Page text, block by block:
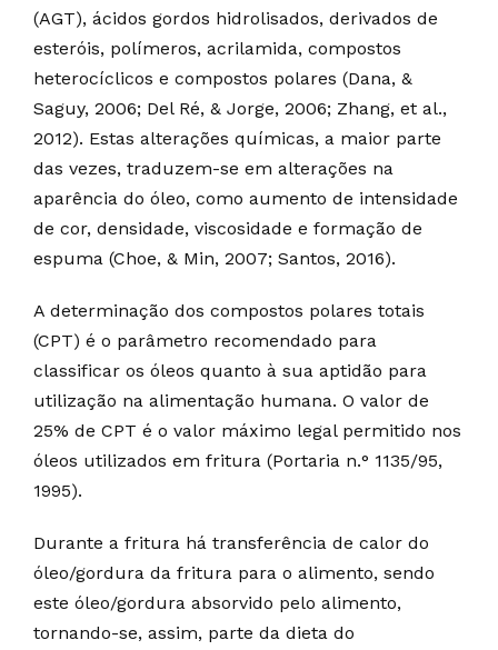
(AGT), ácidos gordos hidrolisados, derivados de
esteróis, polímeros, acrilamida, compostos
heterocíclicos e compostos polares (Dana, &
Saguy, 2006; Del Ré, & Jorge, 2006; Zhang, et al.,
2012). Estas alterações químicas, a maior parte
das vezes, traduzem-se em alterações na
aparência do óleo, como aumento de intensidade
de cor, densidade, viscosidade e formação de
espuma (Choe, & Min, 2007; Santos, 2016).
A determinação dos compostos polares totais
(CPT) é o parâmetro recomendado para
classificar os óleos quanto à sua aptidão para
utilização na alimentação humana. O valor de
25% de CPT é o valor máximo legal permitido nos
óleos utilizados em fritura (Portaria n.° 1135/95,
1995).
Durante a fritura há transferência de calor do
óleo/gordura da fritura para o alimento, sendo
este óleo/gordura absorvido pelo alimento,
tornando-se, assim, parte da dieta do